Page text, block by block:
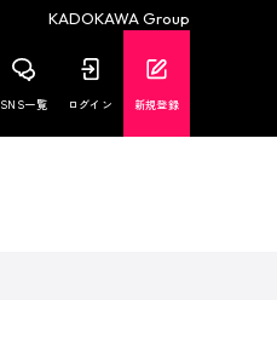
KADOKAWA Group
SNS一覧 ログイン 新規登録